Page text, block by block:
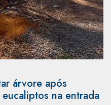
árvore após
na entrada